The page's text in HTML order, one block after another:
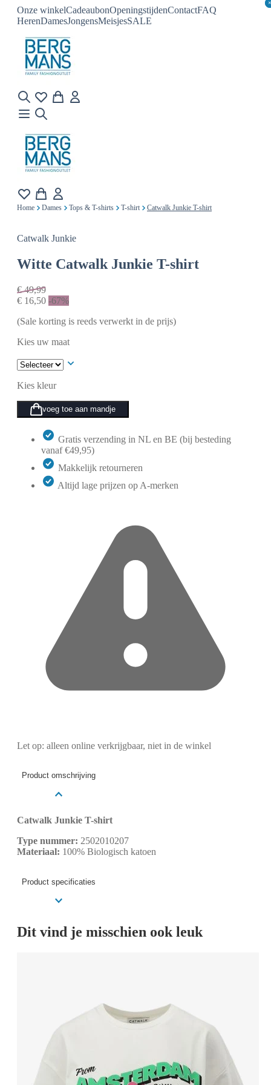
Onze winkelCadeaubonOpeningstijdenContactFAQ
HerenDamesJongensMeisjesSALE
×
×
Home Dames Tops & T-shirts T-shirt Catwalk Junkie T-shirt
Catwalk Junkie
Witte Catwalk Junkie T-shirt
€49,99
€ 16,50 -67%
(Sale korting is reeds verwerkt in de prijs)
Kies uw maat
Kies kleur
voeg toe aan mandje
Gratis verzending in NL en BE (bij besteding
vanaf €49,95)
Makkelijk retourneren
Altijd lage prijzen op A-merken
Let op: alleen online verkrijgbaar, niet in de winkel
Product omschrijving
Catwalk Junkie T-shirt
Type nummer: 2502010207
Materiaal: 100% Biologisch katoen
Product specificaties
Dit vind je misschien ook leuk